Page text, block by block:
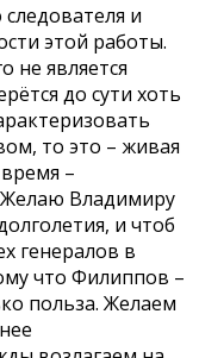
и
этой работы.
не является
до сути хоть
то это – живая
–
Владимиру
и чтоб
генералов в
что Филиппов –
польза. Желаем